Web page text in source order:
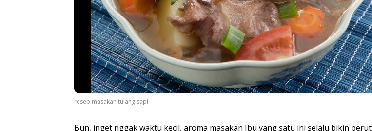
resep masakan tulang sapi
Bun, inget nggak waktu kecil, aroma masakan Ibu yang satu ini selalu bikin perut